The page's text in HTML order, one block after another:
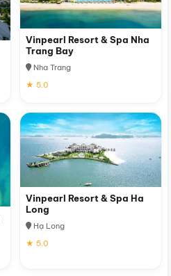
Vinpearl Resort & Spa Nha
Trang Bay
Nha Trang
★ 5.0
Vinpearl Resort & Spa Ha
Long
Hạ Long
★ 5.0